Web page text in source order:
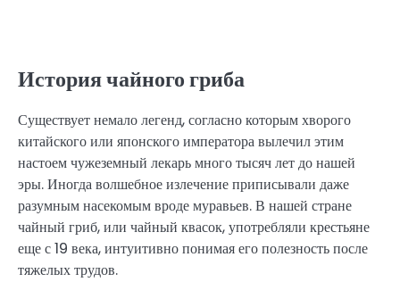
История чайного гриба
Существует немало легенд, согласно которым хворого
китайского или японского императора вылечил этим
настоем чужеземный лекарь много тысяч лет до нашей
эры. Иногда волшебное излечение приписывали даже
разумным насекомым вроде муравьев. В нашей стране
чайный гриб, или чайный квасок, употребляли крестьяне
еще с 19 века, интуитивно понимая его полезность после
тяжелых трудов.